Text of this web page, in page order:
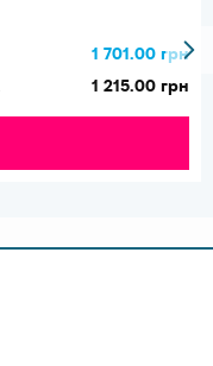
1 701.00 грн
1 215.00 грн